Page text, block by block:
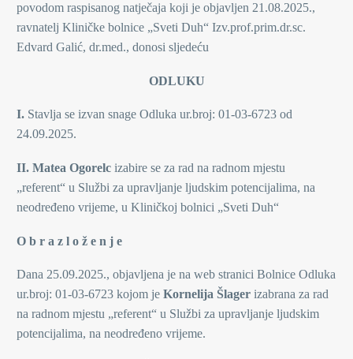
povodom raspisanog natječaja koji je objavljen 21.08.2025.,
ravnatelj Kliničke bolnice „Sveti Duh“ Izv.prof.prim.dr.sc.
Edvard Galić, dr.med., donosi sljedeću
ODLUKU
I. Stavlja se izvan snage Odluka ur.broj: 01-03-6723 od
24.09.2025.
II. Matea Ogorelc izabire se za rad na radnom mjestu
„referent“ u Službi za upravljanje ljudskim potencijalima, na
neodređeno vrijeme, u Kliničkoj bolnici „Sveti Duh“
O b r a z l o ž e n j e
Dana 25.09.2025., objavljena je na web stranici Bolnice Odluka
ur.broj: 01-03-6723 kojom je Kornelija Šlager izabrana za rad
na radnom mjestu „referent“ u Službi za upravljanje ljudskim
potencijalima, na neodređeno vrijeme.